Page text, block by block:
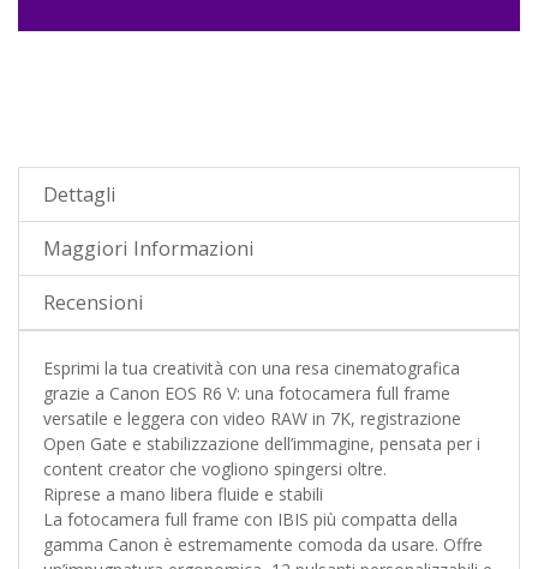
Dettagli
Maggiori Informazioni
Recensioni
Esprimi la tua creatività con una resa cinematografica
grazie a Canon EOS R6 V: una fotocamera full frame
versatile e leggera con video RAW in 7K, registrazione
Open Gate e stabilizzazione dell’immagine, pensata per i
content creator che vogliono spingersi oltre.
Riprese a mano libera fluide e stabili
La fotocamera full frame con IBIS più compatta della
gamma Canon è estremamente comoda da usare. Offre